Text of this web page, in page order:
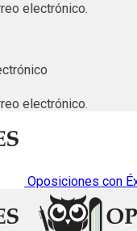
electrónico.
electrónico.
Oposiciones con